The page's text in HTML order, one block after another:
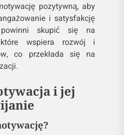
pozytywną, aby
i satysfakcję
skupić się na
wspiera rozwój i
co przekłada się na
i jej